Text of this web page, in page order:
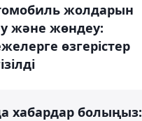
жолдарын
және жөндеу:
өзгерістер
хабардар болыңыз: